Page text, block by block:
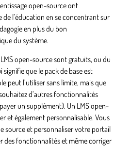
open-source ont
de l’éducation en se concentrant sur
en plus du bon
du système.
open-source sont gratuits, ou du
que le pack de base est
peut l’utiliser sans limite, mais que
d’autres fonctionnalités
un supplément). Un LMS open-
et également personnalisable. Vous
source et personnaliser votre portail
des fonctionnalités et même corriger